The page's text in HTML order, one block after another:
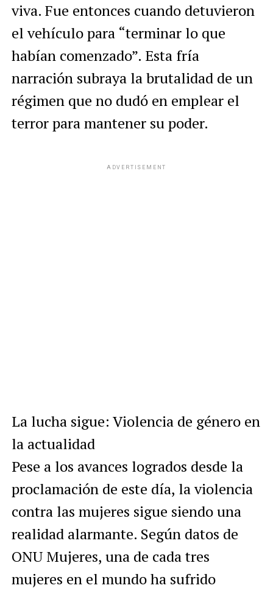
viva. Fue entonces cuando detuvieron
el vehículo para “terminar lo que
habían comenzado”. Esta fría
narración subraya la brutalidad de un
régimen que no dudó en emplear el
terror para mantener su poder.
ADVERTISEMENT
La lucha sigue: Violencia de género en
la actualidad
Pese a los avances logrados desde la
proclamación de este día, la violencia
contra las mujeres sigue siendo una
realidad alarmante. Según datos de
ONU Mujeres, una de cada tres
mujeres en el mundo ha sufrido